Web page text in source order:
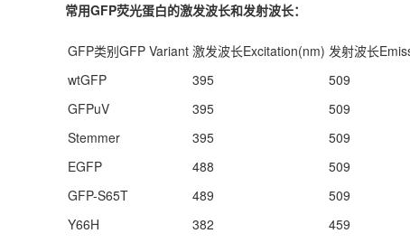
常用GFP荧光蛋白的激发波长和发射波长：
GFP类别GFP Variant 激发波长Excitation(nm) 发射波长
wtGFP
395
509
GFPuV
395
509
Stemmer
395
509
EGFP
488
509
GFP-S65T
489
509
Y66H
382
459